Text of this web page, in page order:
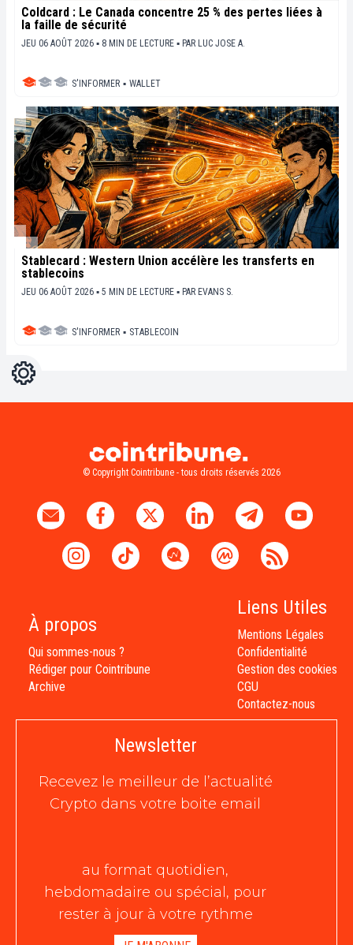
Coldcard : Le Canada concentre 25 % des pertes liées à
la faille de sécurité
JEU 06 AOÛT 2026 ▪ 8 MIN DE LECTURE ▪ PAR LUC JOSE A.
S'INFORMER ▪ WALLET
Stablecard : Western Union accélère les transferts en
stablecoins
JEU 06 AOÛT 2026 ▪ 5 MIN DE LECTURE ▪ PAR EVANS S.
S'INFORMER ▪ STABLECOIN
Réglages
© Copyright Cointribune - tous droits réservés 2026
À propos
Qui sommes-nous ?
Rédiger pour Cointribune
Archive
Liens Utiles
Mentions Légales
Confidentialité
Gestion des cookies
CGU
Contactez-nous
Newsletter
Recevez le meilleur de l’actualité
Crypto dans votre boite email
au format quotidien,
hebdomadaire ou spécial, pour
rester à jour à votre rythme